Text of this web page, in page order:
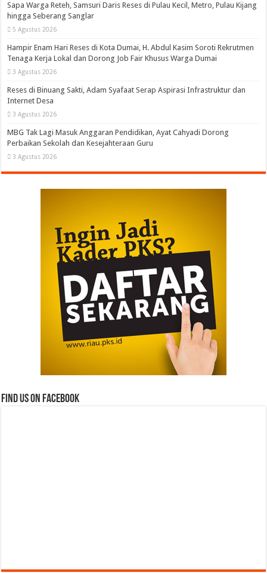
Sapa Warga Reteh, Samsuri Daris Reses di Pulau Kecil, Metro, Pulau Kijang
hingga Seberang Sanglar
5 Agustus 2026
Hampir Enam Hari Reses di Kota Dumai, H. Abdul Kasim Soroti Rekrutmen
Tenaga Kerja Lokal dan Dorong Job Fair Khusus Warga Dumai
3 Agustus 2026
Reses di Binuang Sakti, Adam Syafaat Serap Aspirasi Infrastruktur dan
Internet Desa
3 Agustus 2026
MBG Tak Lagi Masuk Anggaran Pendidikan, Ayat Cahyadi Dorong
Perbaikan Sekolah dan Kesejahteraan Guru
3 Agustus 2026
Find us on Facebook